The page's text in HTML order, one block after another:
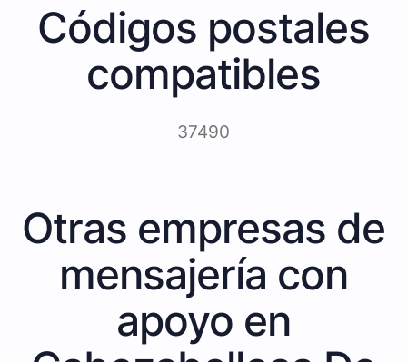
Códigos postales
compatibles
37490
Otras empresas de
mensajería con
apoyo en